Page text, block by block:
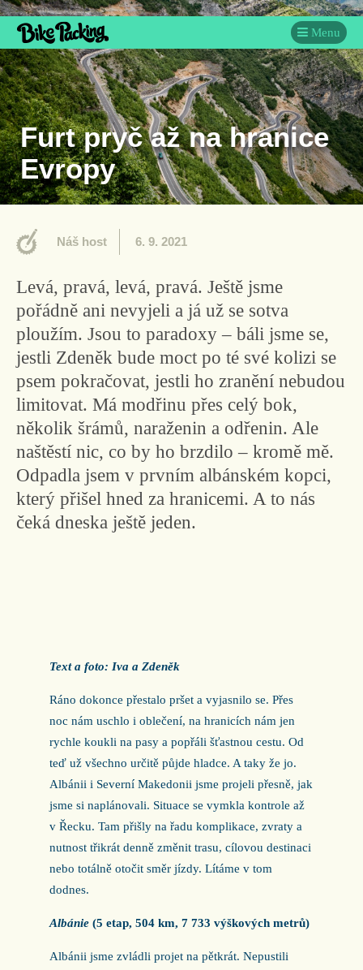
Menu
Furt pryč až na hranice
Evropy
Náš host 6. 9. 2021
Levá, pravá, levá, pravá. Ještě jsme
pořádně ani nevyjeli a já už se sotva
ploužím. Jsou to paradoxy – báli jsme se,
jestli Zdeněk bude moct po té své kolizi se
psem pokračovat, jestli ho zranění nebudou
limitovat. Má modřinu přes celý bok,
několik šrámů, naraženin a odřenin. Ale
naštěstí nic, co by ho brzdilo – kromě mě.
Odpadla jsem v prvním albánském kopci,
který přišel hned za hranicemi. A to nás
čeká dneska ještě jeden.
Text a foto: Iva a Zdeněk
Ráno dokonce přestalo pršet a vyjasnilo se. Přes
noc nám uschlo i oblečení, na hranicích nám jen
rychle koukli na pasy a popřáli šťastnou cestu. Od
teď už všechno určitě půjde hladce. A taky že jo.
Albánii i Severní Makedonii jsme projeli přesně, jak
jsme si naplánovali. Situace se vymkla kontrole až
v Řecku. Tam přišly na řadu komplikace, zvraty a
nutnost třikrát denně změnit trasu, cílovou destinaci
nebo totálně otočit směr jízdy. Lítáme v tom
dodnes.
Albánie (5 etap, 504 km, 7 733 výškových metrů)
Albánii jsme zvládli projet na pětkrát. Nepustili